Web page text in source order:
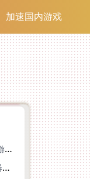
加速国内游戏
在英国打一梦江湖卡吗？海外党国服游戏不卡顿的终极解法
海外党打枪神纪卡成PPT？这篇加速器选择指南帮你丝滑上分